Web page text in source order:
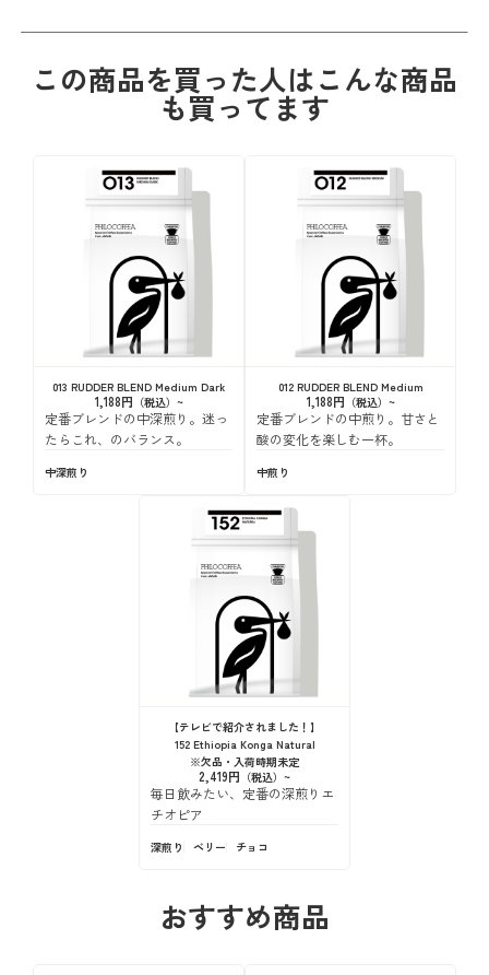
この商品を買った人はこんな商品
も買ってます
013 RUDDER BLEND Medium Dark
1,188円
定番ブレンドの中深煎り。迷っ
たらこれ、のバランス。
中深煎り
012 RUDDER BLEND Medium
1,188円
定番ブレンドの中煎り。甘さと
酸の変化を楽しむ一杯。
中煎り
【テレビで紹介されました！】
152 Ethiopia Konga Natural
※欠品・入荷時期未定
2,419円
毎日飲みたい、定番の深煎りエ
チオピア
深煎り ベリー チョコ
おすすめ商品